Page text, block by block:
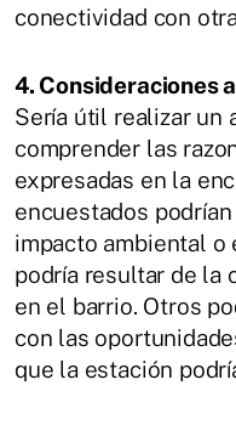
conectividad con
4. Consideraciones
Sería útil realizar un
comprender las
expresadas en la
encuestados
impacto ambiental
podría resultar de la
en el barrio. Otros
con las
que la estación